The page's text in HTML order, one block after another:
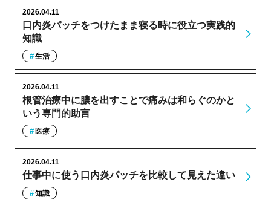
口内炎パッチをつけたまま寝る時に役立つ実践的
知識
2026.04.11
生活
根管治療中に膿を出すことで痛みは和らぐのかと
いう専門的助言
2026.04.11
医療
仕事中に使う口内炎パッチを比較して見えた違い
2026.04.11
知識